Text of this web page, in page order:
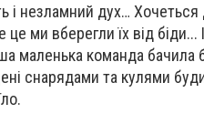
і незламний дух… Хочеться
ми вберегли їх від біди...
команда бачила
снарядами та кулями